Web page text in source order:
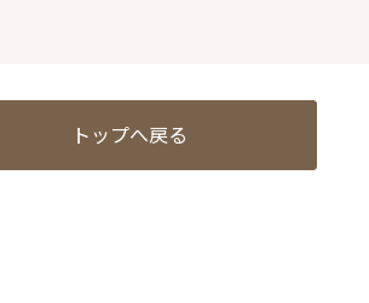
トップへ戻る